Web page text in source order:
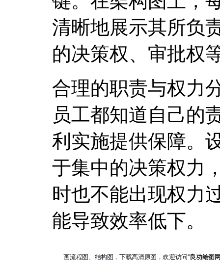
清晰地展示其所负
的决策权、审批权
合理的职责与权力
员工都知道自己的
利实施提供保障。
于集中的决策权力
时也不能出现权力
能导致效率低下。